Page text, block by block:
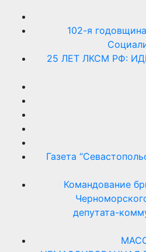
102-я
25 ЛЕТ ЛКСМ РФ:
Газета
Командование
депутата-